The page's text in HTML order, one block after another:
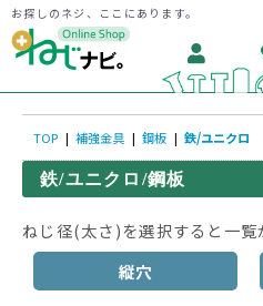
お探しのネジ、ここにあります。
TOP | 補強金具 | 鋼板 | 鉄/ユニクロ
鉄/ユニクロ/鋼板
ねじ径(太さ)を選択すると一覧
縦穴